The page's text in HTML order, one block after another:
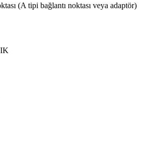
(A tipi bağlantı noktası veya adaptör)